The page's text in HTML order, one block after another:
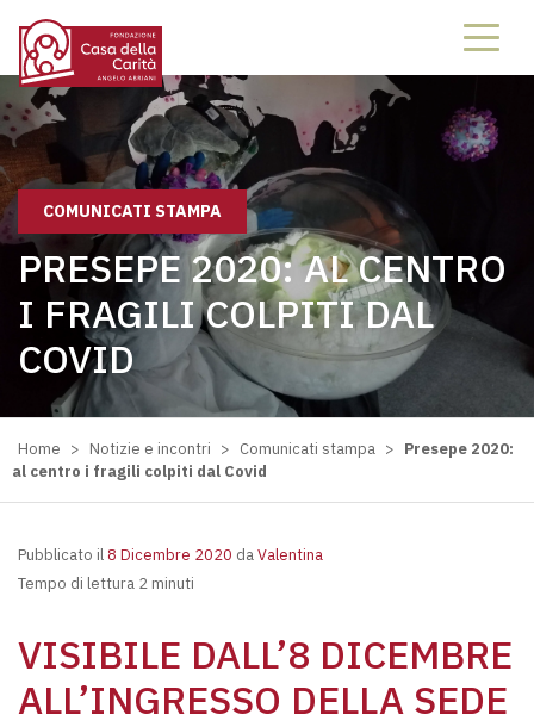
COMUNICATI STAMPA
PRESEPE 2020: AL CENTRO
I FRAGILI COLPITI DAL
COVID
Home > Notizie e incontri > Comunicati stampa > Presepe 2020:
al centro i fragili colpiti dal Covid
Pubblicato il 8 Dicembre 2020 daValentina
Tempo di lettura 2 minuti
VISIBILE DALL’8 DICEMBRE
ALL’INGRESSO DELLA SEDE